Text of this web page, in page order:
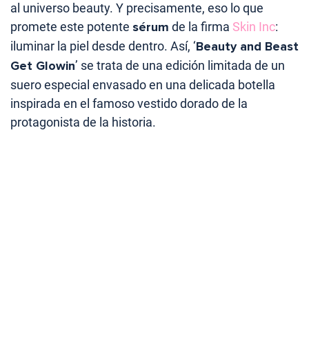
al universo beauty. Y precisamente, eso lo que
promete este potente sérum de la firma Skin Inc:
iluminar la piel desde dentro. Así, ‘Beauty and Beast
Get Glowin’ se trata de una edición limitada de un
suero especial envasado en una delicada botella
inspirada en el famoso vestido dorado de la
protagonista de la historia.